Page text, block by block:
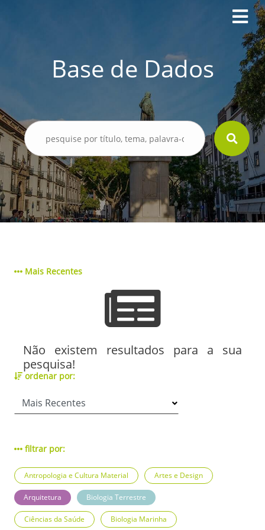
Base de Dados
Mais Recentes
Não existem resultados para a sua
pesquisa!
ordenar por:
filtrar por:
Antropologia e Cultura Material Artes e Design
Arquitetura Biologia Terrestre
Ciências da Saúde Biologia Marinha